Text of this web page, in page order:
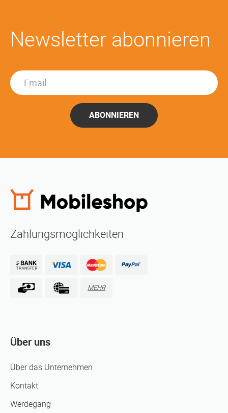
Newsletter abonnieren
ABONNIEREN
Zahlungsmöglichkeiten
MEHR
Über uns
Über das Unternehmen
Kontakt
Werdegang